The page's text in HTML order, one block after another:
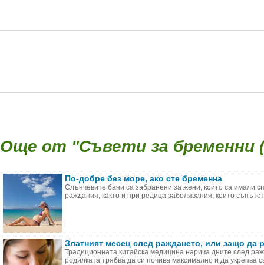
Още от "Съвети за бременни
По-добре без море, ако сте бременна
Слънчевите бани са забранени за жени, които са имали
раждания, както и при редица заболявания, които
Златният месец след раждането, или защо да
Традиционната китайска медицина нарича дните след
родилката трябва да си почива максимално и да укрепва